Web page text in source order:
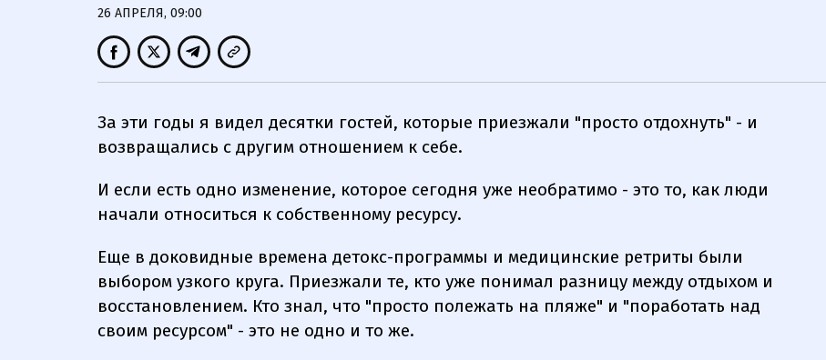
26 АПРЕЛЯ, 09:00
За эти годы я видел десятки гостей, которые приезжали "просто отдохнуть" - и
возвращались с другим отношением к себе.
И если есть одно изменение, которое сегодня уже необратимо - это то, как люди
начали относиться к собственному ресурсу.
Еще в доковидные времена детокс-программы и медицинские ретриты были
выбором узкого круга. Приезжали те, кто уже понимал разницу между отдыхом и
восстановлением. Кто знал, что "просто полежать на пляже" и "поработать над
своим ресурсом" - это не одно и то же.